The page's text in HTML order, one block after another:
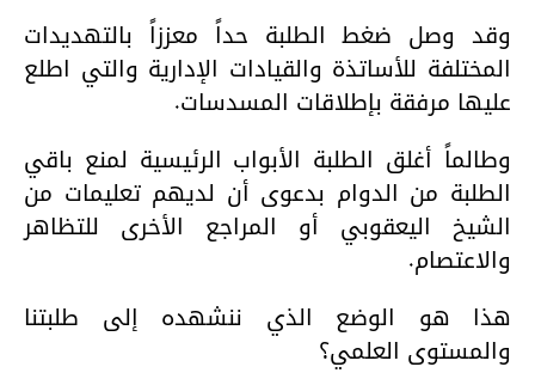
وقد وصل ضغط الطلبة حداً معززاً بالتهديدات
المختلفة للأساتذة والقيادات الإدارية والتي اطلع
عليها مرفقة بإطلاقات المسدسات.
وطالماً أغلق الطلبة الأبواب الرئيسية لمنع باقي
الطلبة من الدوام بدعوى أن لديهم تعليمات من
الشيخ اليعقوبي أو المراجع الأخرى للتظاهر
والاعتصام.
هذا هو الوضع الذي ننشهده إلى طلبتنا
والمستوى العلمي؟